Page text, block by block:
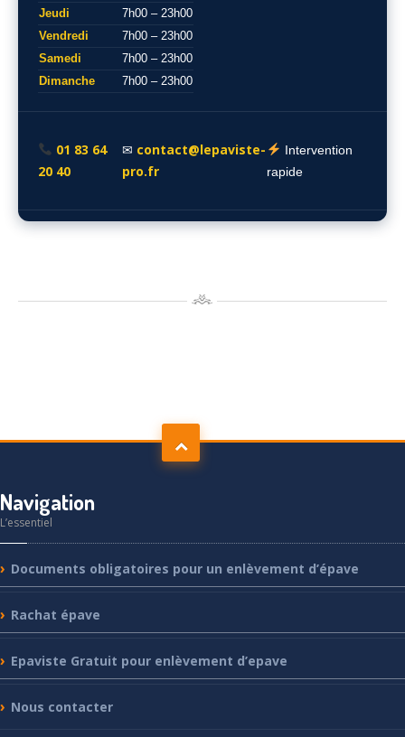
Jeudi
7h00 – 23h00
Vendredi
7h00 – 23h00
Samedi
7h00 – 23h00
Dimanche
7h00 – 23h00
01 83 64
20 40
✉ contact@lepaviste-
pro.fr
Intervention
rapide
Navigation
L’essentiel
Documents obligatoires pour un enlèvement d’épave
Rachat épave
Epaviste Gratuit pour enlèvement d’epave
Nous contacter